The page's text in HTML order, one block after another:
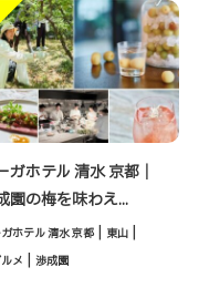
ガホテル 清水 京都｜
園の梅を味わえ...
ホテル 清水 京都 | 東山 |
メ | 渉成園